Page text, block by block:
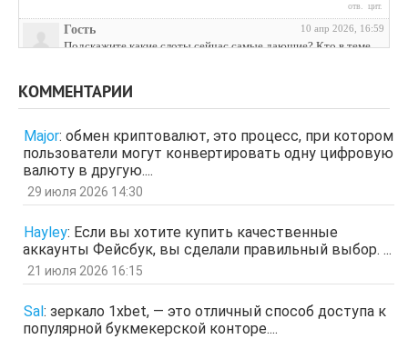
отв. цит.
Гость 10 апр 2026, 16:59
Подскажите какие слоты сейчас самые дающие? Кто в теме
Гость
отв. цит.
Гость 26 мар 2026, 01:35
мЛЙК
ащрд
отв. цит.
Гость
отв. цит.
Гость
КОММЕНТАРИИ
Major: обмен криптовалют, это процесс, при котором
пользователи могут конвертировать одну цифровую
валюту в другую....
29 июля 2026 14:30
Hayley: Если вы хотите купить качественные
аккаунты Фейсбук, вы сделали правильный выбор. ...
21 июля 2026 16:15
Sal : зеркало 1xbet, — это отличный способ доступа к
популярной букмекерской конторе....